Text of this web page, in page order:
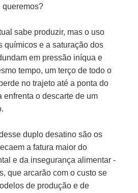
queremos?
sabe produzir, mas o uso
químicos e a saturação dos
em pressão iníqua e
tempo, um terço de todo o
no trajeto até a ponta do
enfrenta o descarte de um
duplo desatino são os
a fatura maior do
e da insegurança alimentar -
que arcarão com o custo se
de produção e de